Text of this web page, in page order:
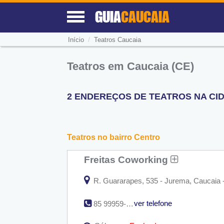
GUIACAUCAIA
Início / Teatros Caucaia
Teatros em Caucaia (CE)
2 ENDEREÇOS DE TEATROS NA
Teatros no bairro Centro
Freitas Coworking
R. Guararapes, 535 - Jurema, Caucaia
85 99959-1635 ver telefone